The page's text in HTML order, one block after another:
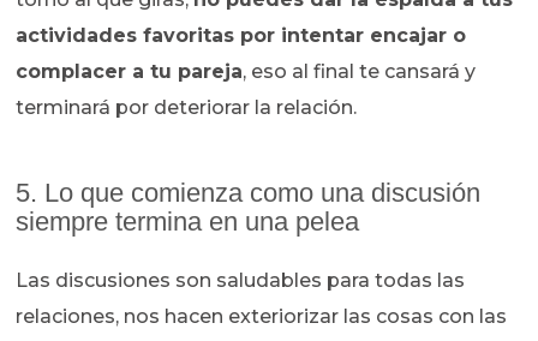
actividades favoritas por intentar encajar o
complacer a tu pareja, eso al final te cansará y
terminará por deteriorar la relación.
5. Lo que comienza como una discusión
siempre termina en una pelea
Las discusiones son saludables para todas las
relaciones, nos hacen exteriorizar las cosas con las